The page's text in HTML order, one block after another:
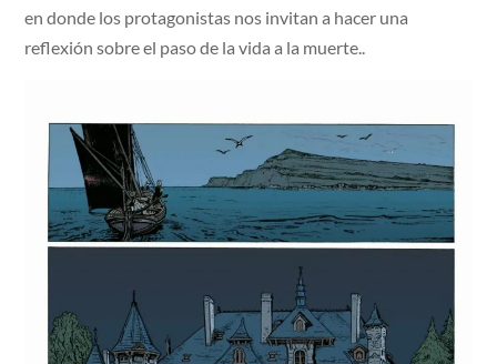
en donde los protagonistas nos invitan a hacer una
reflexión sobre el paso de la vida a la muerte..